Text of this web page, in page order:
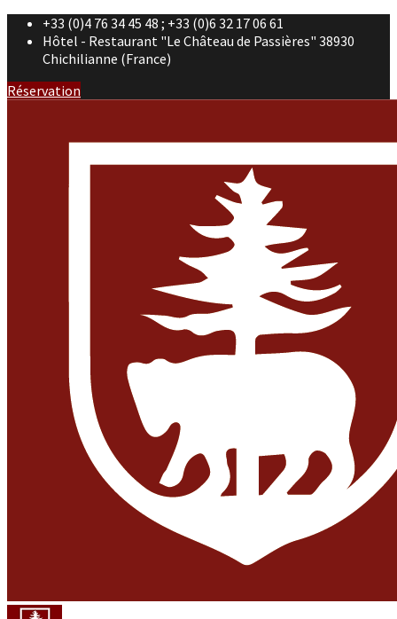
+33 (0)4 76 34 45 48 ; +33 (0)6 32 17 06 61
Hôtel - Restaurant "Le Château de Passières" 38930
Chichilianne (France)
Réservation